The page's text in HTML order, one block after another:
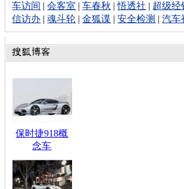
车访间 |会客室 |车春秋 |悟透社 | 超级经
信访办 |魂斗轮 |金狐谍 |安全检测 |汽车
保时捷918概
念车